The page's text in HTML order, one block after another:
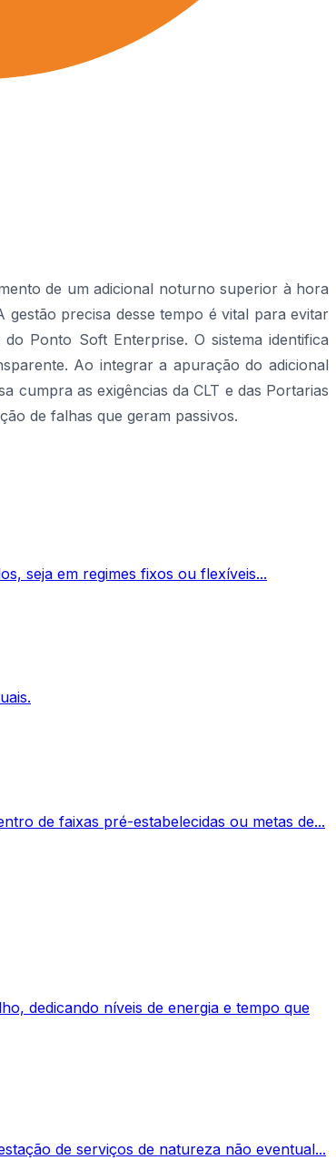
de um adicional noturno superior à hora
precisa desse tempo é vital para evitar
Ponto Soft Enterprise. O sistema identifica
Ao integrar a apuração do adicional
cumpra as exigências da CLT e das Portarias
de falhas que geram passivos.
seja em regimes fixos ou flexíveis...
de faixas pré-estabelecidas ou metas de...
dedicando níveis de energia e tempo que
de serviços de natureza não eventual...